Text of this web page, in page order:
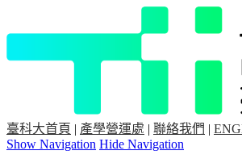
臺科大首頁 | 產學營運處 | 聯絡我們 |
Show Navigation Hide Navigation